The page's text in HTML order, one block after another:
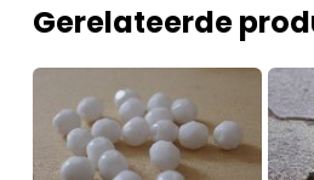
Gerelateerde